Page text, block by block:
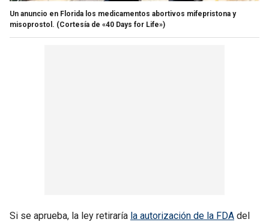
Un anuncio en Florida los medicamentos abortivos mifepristona y
misoprostol. (Cortesía de «40 Days for Life»)
Si se aprueba, la ley retiraría la autorización de la FDA del